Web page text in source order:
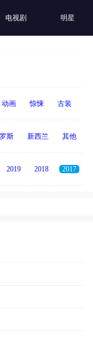
电视剧 明星
动画 惊悚 古装
斯 新西兰 其他
2019 2018 2017